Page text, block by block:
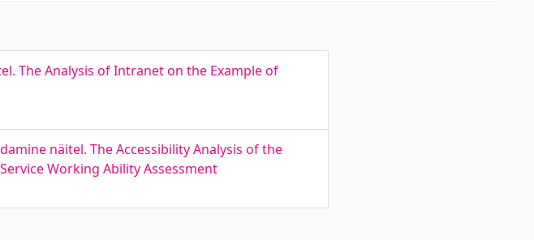
The Analysis of Intranet on the Example of
näitel. The Accessibility Analysis of the
Working Ability Assessment